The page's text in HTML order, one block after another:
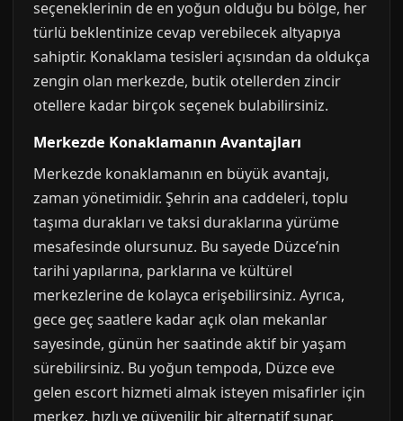
seçeneklerinin de en yoğun olduğu bu bölge, her
türlü beklentinize cevap verebilecek altyapıya
sahiptir. Konaklama tesisleri açısından da oldukça
zengin olan merkezde, butik otellerden zincir
otellere kadar birçok seçenek bulabilirsiniz.
Merkezde Konaklamanın Avantajları
Merkezde konaklamanın en büyük avantajı,
zaman yönetimidir. Şehrin ana caddeleri, toplu
taşıma durakları ve taksi duraklarına yürüme
mesafesinde olursunuz. Bu sayede Düzce’nin
tarihi yapılarına, parklarına ve kültürel
merkezlerine de kolayca erişebilirsiniz. Ayrıca,
gece geç saatlere kadar açık olan mekanlar
sayesinde, günün her saatinde aktif bir yaşam
sürebilirsiniz. Bu yoğun tempoda, Düzce eve
gelen escort hizmeti almak isteyen misafirler için
merkez, hızlı ve güvenilir bir alternatif sunar.